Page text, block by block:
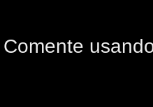
Comente